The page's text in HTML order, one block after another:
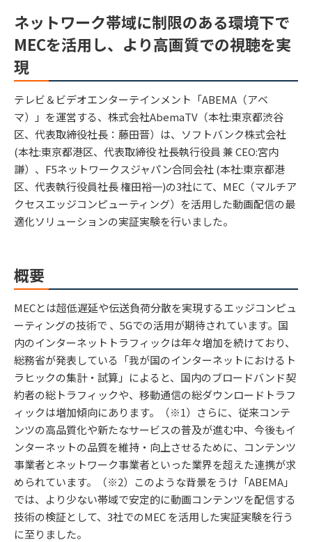
ネットワーク帯域に制限のある環境下で
MECを活用し、より高画質での視聴を実
現
テレビ＆ビデオエンターテインメント「ABEMA（アベ
マ）」を運営する、株式会社AbemaTV（本社:東京都渋谷
区、代表取締役社長：藤田晋）は、ソフトバンク株式会社
(本社:東京都港区、代表取締役 社長執行役員 兼 CEO:宮内
謙）、F5ネットワークスジャパン合同会社 (本社:東京都港
区、代表執行役員社長 権田裕一)の3社にて、MEC（マルチア
クセスエッジコンピューティング）を活用した動画配信の最
適化ソリューションの実証実験を行いました。
概要
MECとは超低遅延や伝送負荷分散を実現するエッジコンピュ
ーティングの技術で 、5Gでの活用が期待されています。国
内のインターネットトラフィックは年々増加を続けており、
総務省が発表している「我が国のインターネットにおけるト
ラヒックの集計・試算」によると、国内のブロードバンド契
約者の総トラフィックや、移動通信の総ダウンロードトラフ
ィックは増加傾向にあります。（※1）さらに、従来コンテ
ンツの高品質化や新たなサービスの普及が進む中、今後もイ
ンターネットの品質を維持・向上させるために、コンテンツ
事業者とネットワーク事業者といった業界を超えた連携が求
められています。（※2）このような背景をうけ「ABEMA」
では、より少ない帯域で安定的に動画コンテンツを配信する
技術の検証として、3社でのMEC を活用した実証実験を行う
に至りました。